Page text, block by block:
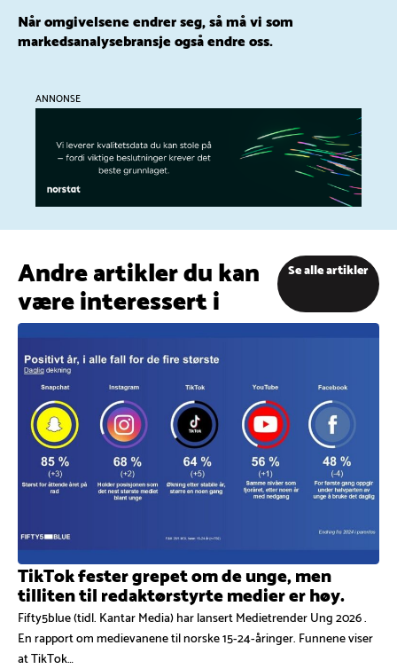
Når omgivelsene endrer seg, så må vi som
markedsanalysebransje også endre oss.
ANNONSE
Andre artikler du kan
være interessert i
Se alle artikler
TikTok fester grepet om de unge, men
tilliten til redaktørstyrte medier er høy.
Fifty5blue (tidl. Kantar Media) har lansert Medietrender Ung 2026 .
En rapport om medievanene til norske 15-24-åringer. Funnene viser
at TikTok…